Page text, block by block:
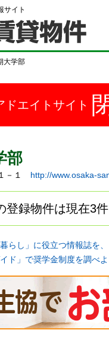
サイト
大学部
ドエイトサイト
部
－１ http://www.osaka-
録物件は現在3件
らし」に役立つ情報誌を
ド」で奨学金制度を調べ